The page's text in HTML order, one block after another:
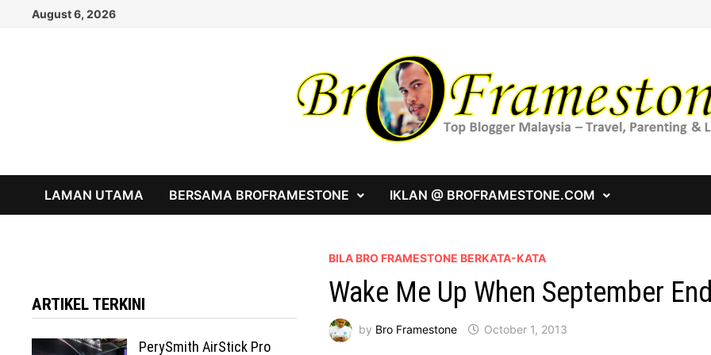
August 6, 2026
LAMAN UTAMA BERSAMA BROFRAMESTONE IKLAN @ BROFRAMESTONE.COM
BILA BRO FRAMESTONE BERKATA-KATA
Wake Me Up When September
by Bro Framestone October 1, 2013
ARTIKEL TERKINI
PerySmith AirStick Pro